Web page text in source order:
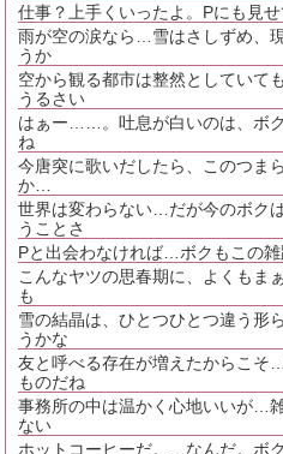
仕事？上手くいったよ。Pにも見
雨が空の涙なら…雪はさしずめ、
うか
空から観る都市は整然としていて
うるさい
はぁー……。吐息が白いのは、ボ
ね
今唐突に歌いだしたら、このつま
か…
世界は変わらない…だが今のボク
うことさ
Pと出会わなければ…ボクもこの
こんなヤツの思春期に、よくもま
も
雪の結晶は、ひとつひとつ違う形
うかな
友と呼べる存在が増えたからこそ
ものだね
事務所の中は温かく心地いいが…
ない
ホットコーヒーだ。…なんだ。ボ